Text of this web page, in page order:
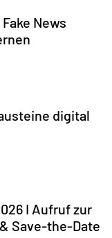
News
digital
I Aufruf zur
Save-the-Date